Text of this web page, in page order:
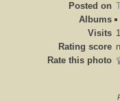
Posted on
Albums
Visits
Rating score
Rate this photo